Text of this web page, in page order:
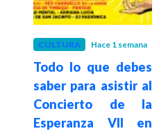
CULTURA Hace 1 semana
Todo lo que debes
saber para asistir al
Concierto de la
Esperanza VII en